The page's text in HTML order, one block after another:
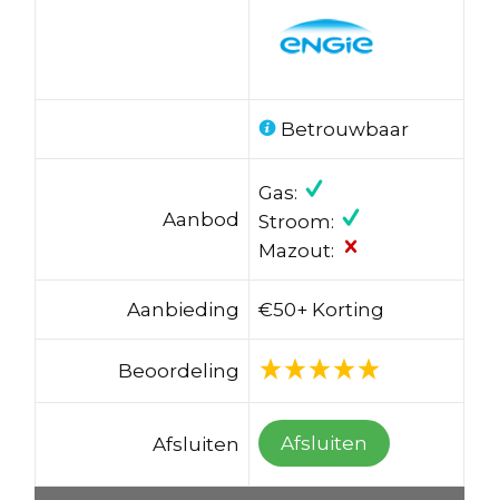
Betrouwbaar
Aanbod
Gas:
Stroom:
Mazout:
Aanbieding €50+ Korting
Beoordeling
Afsluiten Afsluiten